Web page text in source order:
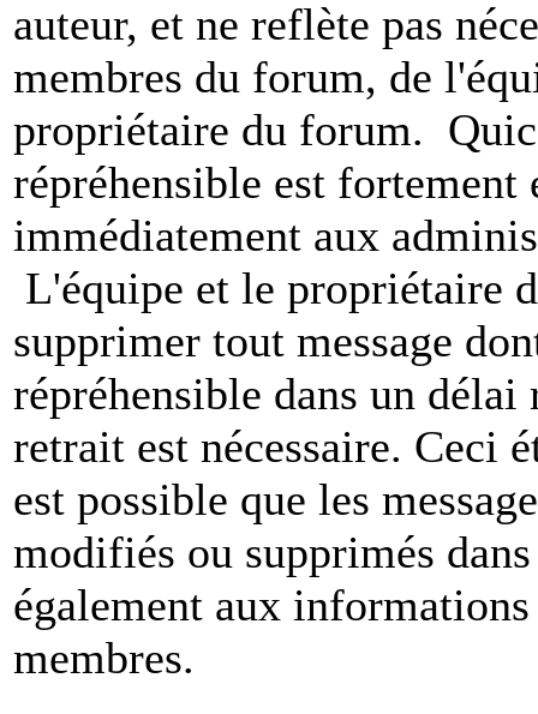
auteur, et ne reflète pas
membres du forum, de
propriétaire du forum.
répréhensible est
immédiatement aux
L'équipe et le propriétaire
supprimer tout message
répréhensible dans un
retrait est nécessaire. Ceci
est possible que les
modifiés ou supprimés
également aux
membres.